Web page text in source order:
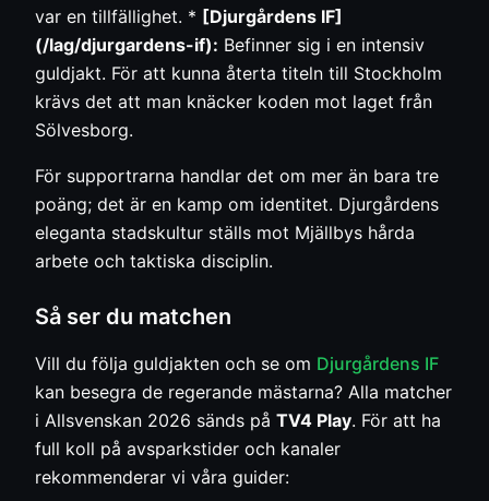
var en tillfällighet. * [Djurgårdens IF]
(/lag/djurgardens-if): Befinner sig i en intensiv
guldjakt. För att kunna återta titeln till Stockholm
krävs det att man knäcker koden mot laget från
Sölvesborg.
För supportrarna handlar det om mer än bara tre
poäng; det är en kamp om identitet. Djurgårdens
eleganta stadskultur ställs mot Mjällbys hårda
arbete och taktiska disciplin.
Så ser du matchen
Vill du följa guldjakten och se om Djurgårdens IF
kan besegra de regerande mästarna? Alla matcher
i Allsvenskan 2026 sänds på TV4 Play. För att ha
full koll på avsparkstider och kanaler
rekommenderar vi våra guider: